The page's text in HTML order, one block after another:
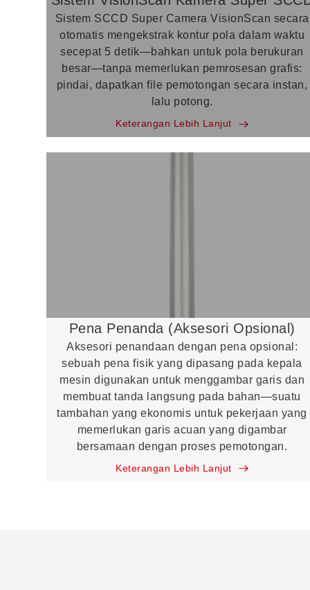
Sistem SCCD Super Camera VisionScan secara
otomatis mengekstrak kontur pola dalam waktu
secepat 5 detik—bahkan untuk pola berukuran
besar—tanpa memerlukan pemrosesan grafis:
pindai, dapatkan file pemotongan secara instan,
lalu potong.
Keterangan Lebih Lanjut
Pena Penanda (Aksesori Opsional)
Aksesori penandaan dengan pena opsional:
sebuah pena fisik yang dipasang pada kepala
mesin digunakan untuk menggambar garis dan
membuat tanda langsung pada bahan—suatu
tambahan yang ekonomis untuk pekerjaan yang
memerlukan garis acuan yang digambar
bersamaan dengan proses pemotongan.
Keterangan Lebih Lanjut